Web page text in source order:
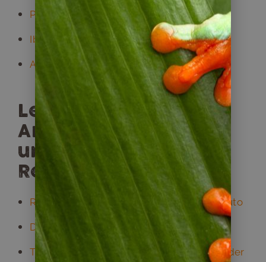
Patagonien Rundreise
Ibera Sümpfe und Iguazu
Alle Argentinien Reisen im Überblick
Lesen Sie mehr über
Argentinien in
unserem
Reisemagazin:
Reisebericht: Nordargentinien mit dem Auto
Die Yerba Mate Route in Argentinien
Tipp für Mendoza: Vendimia, das Festival der